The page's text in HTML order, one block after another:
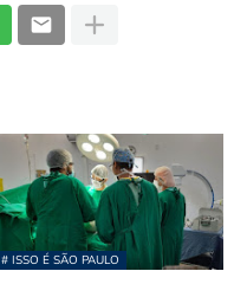
# ISSO É SÃO PAULO